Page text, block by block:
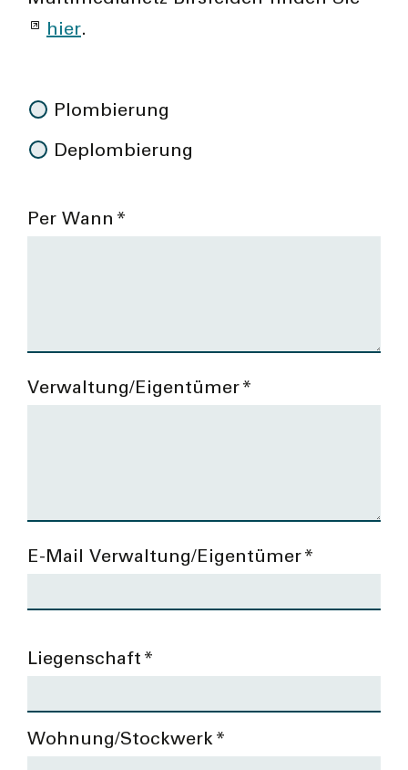
hier.
Plombierung
Deplombierung
Per Wann *
Verwaltung/Eigentümer *
E-Mail Verwaltung/Eigentümer *
Liegenschaft *
Wohnung/Stockwerk *